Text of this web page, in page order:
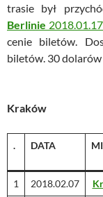
trasie był
Berlinie 2018.01.17
cenie biletów.
biletów. 30
Kraków
. DATA
1 2018.02.07